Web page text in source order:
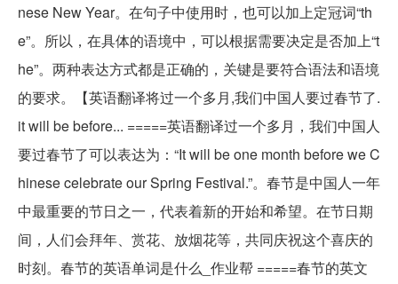
nese New Year。在句子中使用时，也可以加上定冠词“th
e”。所以，在具体的语境中，可以根据需要决定是否加上“t
he”。两种表达方式都是正确的，关键是要符合语法和语境
的要求。【英语翻译将过一个多月,我们中国人要过春节了.
it will be before... =====英语翻译过一个多月，我们中国人
要过春节了可以表达为：“It will be one month before we C
hinese celebrate our Spring Festival.”。春节是中国人一年
中最重要的节日之一，代表着新的开始和希望。在节日期
间，人们会拜年、赏花、放烟花等，共同庆祝这个喜庆的
时刻。春节的英语单词是什么_作业帮 =====春节的英文